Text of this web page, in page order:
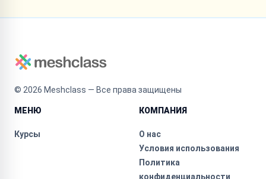
© 2026 Meshclass — Все права защищены
МЕНЮ
Курсы
КОМПАНИЯ
О нас
Условия использования
Политика
конфиденциальности